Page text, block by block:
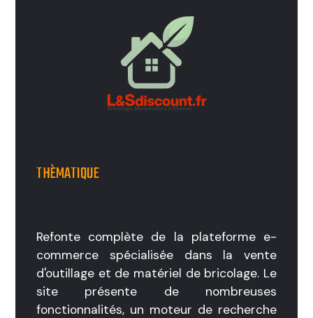
THÈMATIQUE
Refonte complète de la plateforme e-
commerce spécialisée dans la vente
d'outillage et de matériel de bricolage. Le
site présente de nombreuses
fonctionnalités, un moteur de recherche